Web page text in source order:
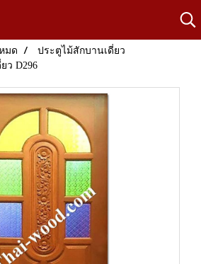
มด
ประตูไม้สักบานเดี่ยว
ว D296